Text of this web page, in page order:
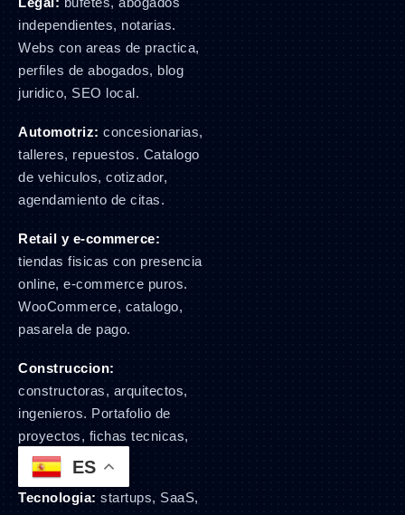
independientes, notarias.
Webs con areas de practica,
perfiles de abogados, blog
juridico, SEO local.
Automotriz: concesionarias,
talleres, repuestos. Catalogo
de vehiculos, cotizador,
agendamiento de citas.
Retail y e-commerce:
tiendas fisicas con presencia
online, e-commerce puros.
WooCommerce, catalogo,
pasarela de pago.
Construccion:
constructoras, arquitectos,
ingenieros. Portafolio de
proyectos, fichas tecnicas,
cotizador.
Tecnologia: startups, SaaS,
ES